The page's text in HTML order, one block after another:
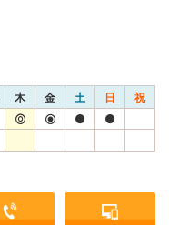
木 金 土 日 祝